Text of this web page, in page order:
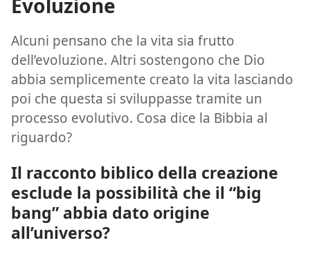
Evoluzione
Alcuni pensano che la vita sia frutto
dell’evoluzione. Altri sostengono che Dio
abbia semplicemente creato la vita lasciando
poi che questa si sviluppasse tramite un
processo evolutivo. Cosa dice la Bibbia al
riguardo?
Il racconto biblico della creazione
esclude la possibilità che il “big
bang” abbia dato origine
all’universo?